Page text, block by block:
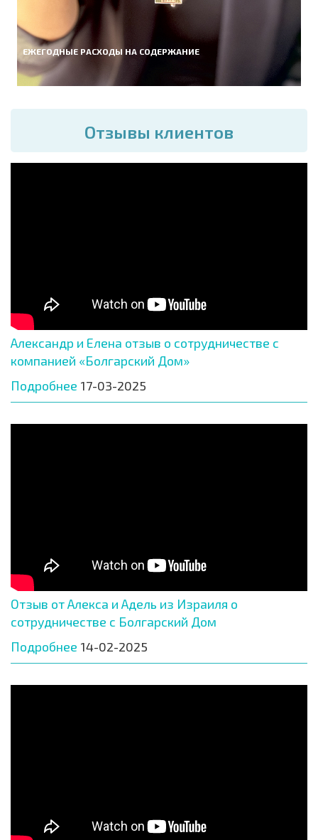
ЕЖЕГОДНЫЕ РАСХОДЫ НА СОДЕРЖАНИЕ
Отзывы клиентов
Александр и Елена отзыв о сотрудничестве с
компанией «Болгарский Дом»
Подробнее 17-03-2025
Отзыв от Алекса и Адель из Израиля о
сотрудничестве с Болгарский Дом
Подробнее 14-02-2025